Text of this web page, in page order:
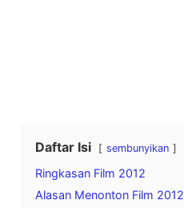
Daftar Isi sembunyikan
Ringkasan Film 2012
Alasan Menonton Film 2012